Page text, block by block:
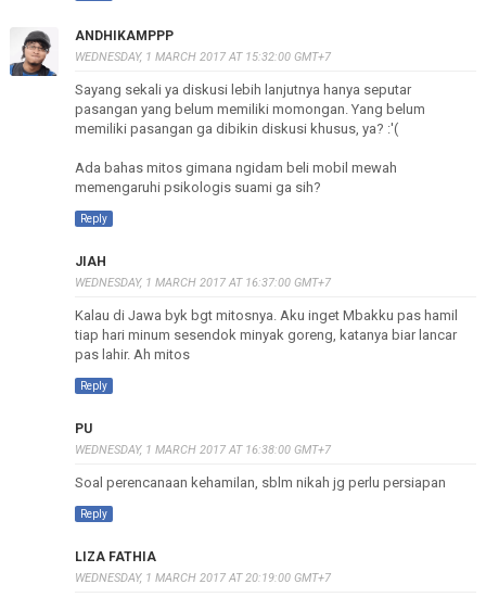
ANDHIKAMPPP
WEDNESDAY, 1 MARCH 2017 AT 15:32:00 GMT+7
Sayang sekali ya diskusi lebih lanjutnya hanya seputar
pasangan yang belum memiliki momongan. Yang belum
memiliki pasangan ga dibikin diskusi khusus, ya? :'(
Ada bahas mitos gimana ngidam beli mobil mewah
memengaruhi psikologis suami ga sih?
Reply
JIAH
WEDNESDAY, 1 MARCH 2017 AT 16:37:00 GMT+7
Kalau di Jawa byk bgt mitosnya. Aku inget Mbakku pas hamil
tiap hari minum sesendok minyak goreng, katanya biar lancar
pas lahir. Ah mitos
Reply
PU
WEDNESDAY, 1 MARCH 2017 AT 16:38:00 GMT+7
Soal perencanaan kehamilan, sblm nikah jg perlu persiapan
Reply
LIZA FATHIA
WEDNESDAY, 1 MARCH 2017 AT 20:19:00 GMT+7